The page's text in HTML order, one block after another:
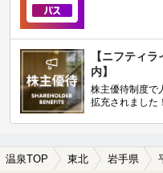
【ニフティ
内】
株主優待制度で
拡充されました！
温泉TOP 東北 岩手県